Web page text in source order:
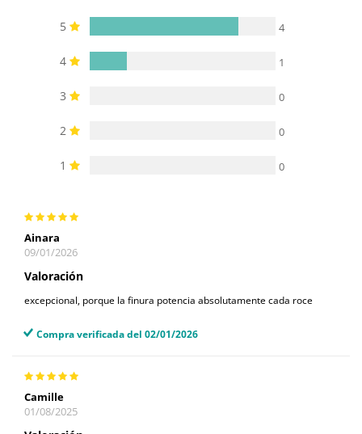
5 4
4 1
3 0
2 0
1 0
Ainara
09/01/2026
Valoración
excepcional, porque la finura potencia absolutamente cada roce
Compra verificada del 02/01/2026
Camille
01/08/2025